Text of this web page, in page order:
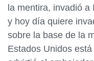
la mentira, invadió
y hoy día quiere
sobre la base de la
Estados Unidos